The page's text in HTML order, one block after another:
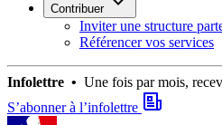
Contribuer
Inviter une structure
Référencer vos services
Infolettre • Une fois par mois,
S’abonner à l’infolettre